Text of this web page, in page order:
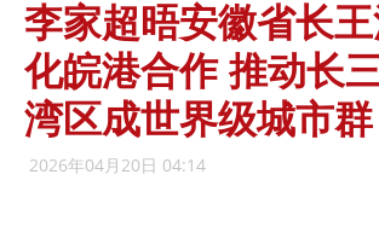
李家超晤安徽省长
化皖港合作 推动长
湾区成世界级城市群
2026年04月20日 04:14